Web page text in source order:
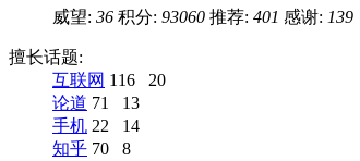
威望: 36 积分: 93060 推荐: 401 感谢: 139
擅长话题:
互联网 116 20
论道 71 13
手机 22 14
知乎 70 8